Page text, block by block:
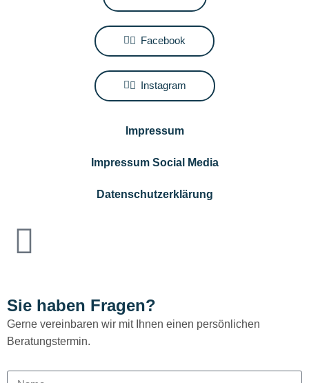
Facebook
Instagram
Impressum
Impressum Social Media
Datenschutzerklärung
Sie haben Fragen?
Gerne vereinbaren wir mit Ihnen einen persönlichen
Beratungstermin.